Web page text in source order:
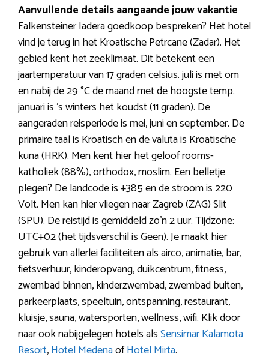
Aanvullende details aangaande jouw vakantie
Falkensteiner Iadera goedkoop bespreken? Het hotel
vind je terug in het Kroatische Petrcane (Zadar). Het
gebied kent het zeeklimaat. Dit betekent een
jaartemperatuur van 17 graden celsius. juli is met om
en nabij de 29 °C de maand met de hoogste temp.
januari is ’s winters het koudst (11 graden). De
aangeraden reisperiode is mei, juni en september. De
primaire taal is Kroatisch en de valuta is Kroatische
kuna (HRK). Men kent hier het geloof rooms-
katholiek (88%), orthodox, moslim. Een belletje
plegen? De landcode is +385 en de stroom is 220
Volt. Men kan hier vliegen naar Zagreb (ZAG) Slit
(SPU). De reistijd is gemiddeld zo’n 2 uur. Tijdzone:
UTC+02 (het tijdsverschil is Geen). Je maakt hier
gebruik van allerlei faciliteiten als airco, animatie, bar,
fietsverhuur, kinderopvang, duikcentrum, fitness,
zwembad binnen, kinderzwembad, zwembad buiten,
parkeerplaats, speeltuin, ontspanning, restaurant,
kluisje, sauna, watersporten, wellness, wifi. Klik door
naar ook nabijgelegen hotels alsSensimar Kalamota
Resort,Hotel MedenaofHotel Mirta.